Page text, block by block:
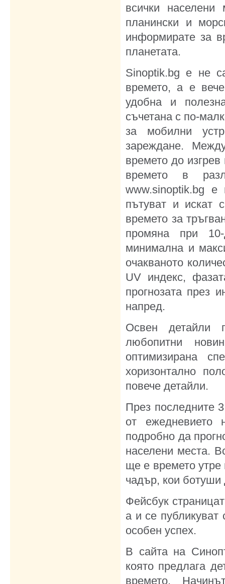
всички
планински и
информирате за
планетата.
Sinoptik.bg е не
времето, a е
удобна и
съчетана с по-
за мобилни
зареждане.
времето до
времето в
www.sinoptik.bg е
пътуват и искат
времето за
промяна при
минимална и
очакваното
UV индекс,
прогнозата през
напред.
Освен детайли
любопитни
оптимизирана
хоризонтално
повече детайли.
През последните
от ежедневието
подробно да
населени места.
ще е времето
чадър, кои ботуши
Фейсбук
а и се публикуват
особен успех.
В сайта на
която предлага
времето.